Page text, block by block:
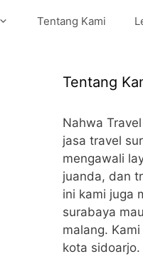
Tentang Kami
Tentang
Nahwa
jasa travel
mengawali
juanda, dan
ini kami juga
surabaya
malang.
kota sidoarjo.